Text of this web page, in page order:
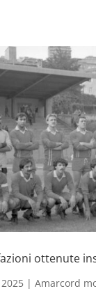
ottenute
| Amarcord